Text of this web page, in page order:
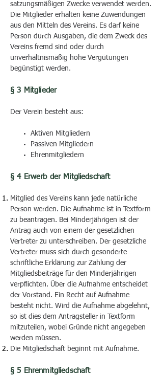
satzungsmäßigen Zwecke verwendet werden.
Die Mitglieder erhalten keine Zuwendungen
aus den Mitteln des Vereins. Es darf keine
Person durch Ausgaben, die dem Zweck des
Vereins fremd sind oder durch
unverhältnismäßig hohe Vergütungen
begünstigt werden.
§ 3 Mitglieder
Der Verein besteht aus​:
Aktiven Mitgliedern
Passiven Mitgliedern
Ehrenmitgliedern​
§ 4 Erwerb der Mitgliedschaft
Mitglied des Vereins kann jede natürliche
Person werden. Die Aufnahme ist in Textform
zu beantragen. Bei Minderjährigen ist der
Antrag auch von einem der gesetzlichen
Vertreter zu unterschreiben. Der gesetzliche
Vertreter muss sich durch gesonderte
schriftliche Erklärung zur Zahlung der
Mitgliedsbeiträge für den Minderjährigen
verpflichten. Über die Aufnahme entscheidet
der Vorstand. Ein Recht auf Aufnahme
besteht nicht. Wird die Aufnahme abgelehnt,
so ist dies dem Antragsteller in Textform
mitzuteilen, wobei Gründe nicht angegeben
werden müssen.
Die Mitgliedschaft beginnt mit Aufnahme.
§ 5 Ehrenmitgliedschaft